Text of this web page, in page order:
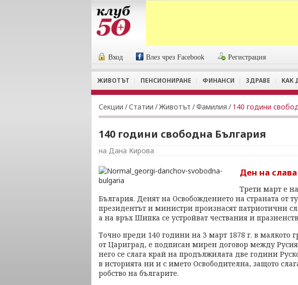
Вход Влез чрез Facebook Регистрация
ЖИВОТЪТ ПЕНСИОНИРАНЕ ФИНАНСИ ЗДРАВЕ КАК
Секции /Статии /Животът /Фамилия / 140 години
140 години свободна България
на Дана Кирова
Ден на
Трети март е
България. Денят на Освобождението на страната от
президентът и министри произнасят патриотични
а на връх Шипка се устройват чествания и
Точно преди 140 години на 3 март 1878 г. в малкото
от Цариград, е подписан мирен договор между
него се слага край на продължилата две години
в историята ни и с името Освободителна, защото
робство на българите.